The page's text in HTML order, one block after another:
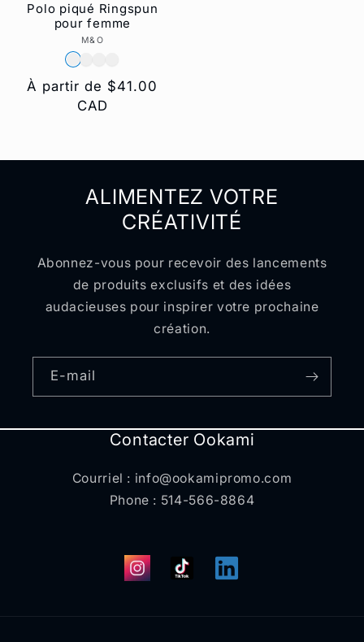
Polo piqué Ringspun
pour femme
Fournisseur :
M&O
PrixÀ partir de $41.00
CAD
ALIMENTEZ VOTRE
CRÉATIVITÉ
Abonnez-vous pour recevoir des lancements
de produits exclusifs et des idées
audacieuses pour inspirer votre prochaine
création.
E-mail
Contacter Ookami
Courriel : info@ookamipromo.com
Phone : 514-566-8864
InstagramTikTok
Translation